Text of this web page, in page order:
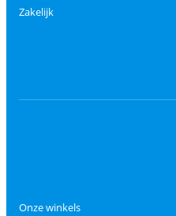
Zakelijk
Onze winkels